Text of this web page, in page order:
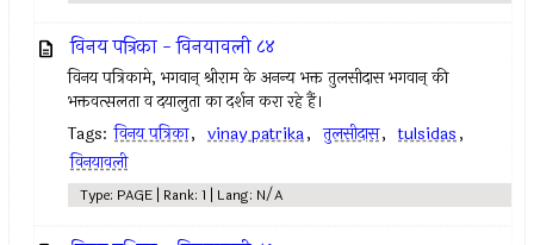
विनय पत्रिका - विनयावली ८४
विनय पत्रिकामे, भगवान् श्रीराम के अनन्य भक्त तुलसीदास भगवान् की
भक्तवत्सलता व दयालुता का दर्शन करा रहे हैं।
Tags: विनय पत्रिका, vinay patrika, तुलसीदास, tulsidas,
विनयावली
Type: PAGE | Rank: 1 | Lang: N/A